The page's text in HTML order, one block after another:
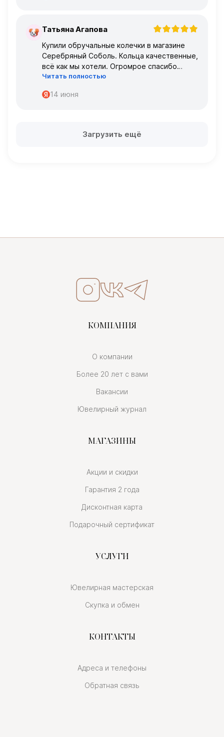
Т Татьяна Агапова
Купили обручальные колечки в магазине
Серебряный Соболь. Кольца качественные,
всё как мы хотели. Огромрое спасибо
персоналу за работу с нами!
Читать полностью
14 июня
Загрузить ещё
КОМПАНИЯ
О компании
Более 20 лет с вами
Вакансии
Ювелирный журнал
МАГАЗИНЫ
Акции и скидки
Гарантия 2 года
Дисконтная карта
Подарочный сертификат
УСЛУГИ
Ювелирная мастерская
Скупка и обмен
КОНТАКТЫ
Адреса и телефоны
Обратная связь